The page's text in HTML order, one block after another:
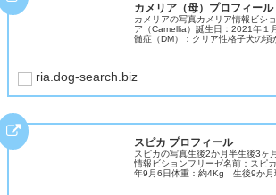
カメリア（母）プロフィール
カメリアの写真カメリア情報ビシ
ア（Camellia）誕生日：2021年１
髄症（DM）：クリア性格子犬の頃
ria.dog-search.biz
スピカ プロフィール
スピカの写真生後2か月半生後3ヶ
情報ビションフリーゼ名前：スピ
年9月6日体重：約4Kg 生後9か月